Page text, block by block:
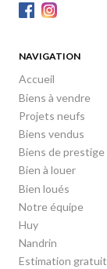
NAVIGATION
Accueil
Biens à vendre
Projets neufs
Biens vendus
Biens de prestige
Bien à louer
Bien loués
Notre équipe
Huy
Nandrin
Estimation